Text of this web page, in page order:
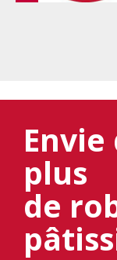
plus
de